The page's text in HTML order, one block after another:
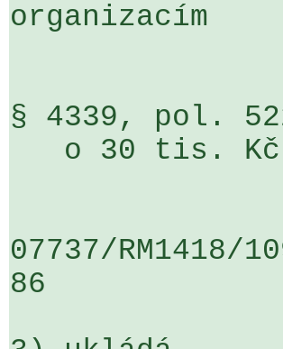
organizacím
§ 4339, pol.
07737/
86